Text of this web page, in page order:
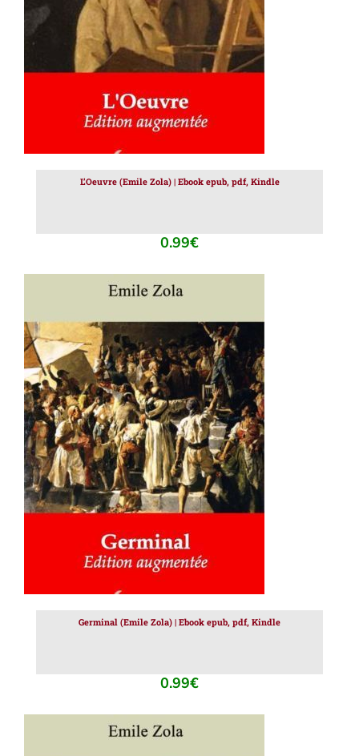
L’Oeuvre (Emile Zola) | Ebook epub, pdf, Kindle
0.99€
AJOUTER AU PANIER / DÉTAILS
Germinal (Emile Zola) | Ebook epub, pdf, Kindle
0.99€